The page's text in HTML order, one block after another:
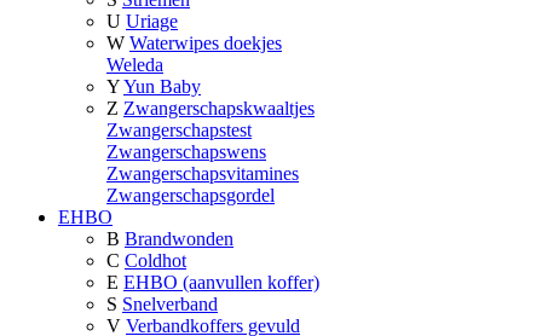
U Uriage
W Waterwipes doekjes
Weleda
YYun Baby
Z Zwangerschapskwaaltjes
Zwangerschapstest
Zwangerschapswens
Zwangerschapsvitamines
Zwangerschapsgordel
EHBO
B Brandwonden
C Coldhot
E EHBO (aanvullen koffer)
S Snelverband
V Verbandkoffers gevuld